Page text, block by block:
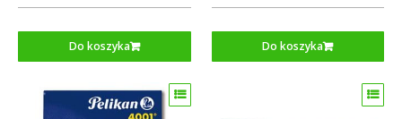
Do koszyka Do koszyka